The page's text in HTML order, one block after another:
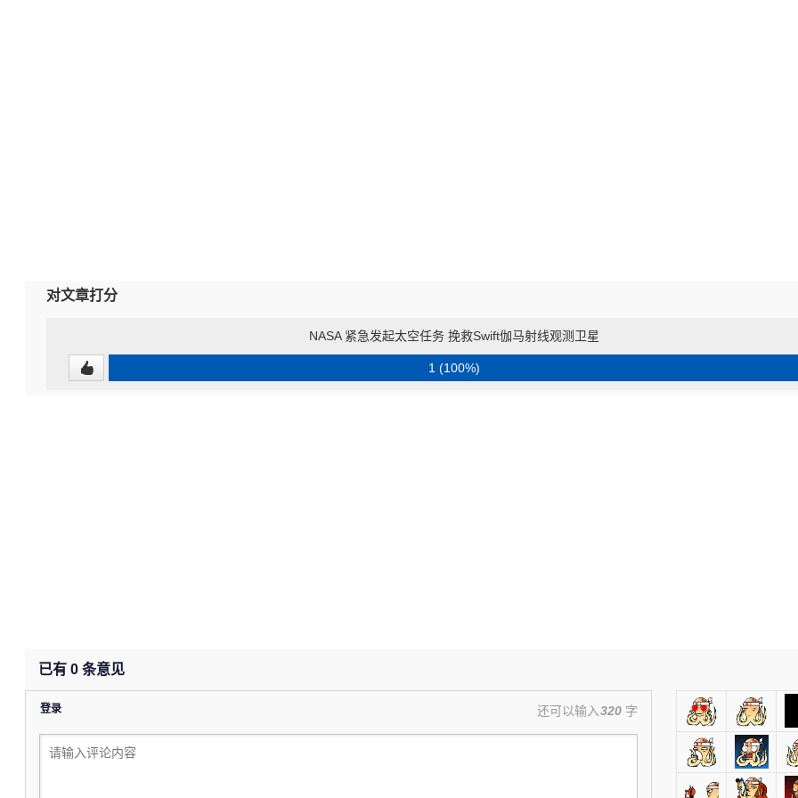
对文章打分
NASA 紧急发起太空任务 挽救Swift伽马射线观测卫星
1 (100%)
已有 0 条意见
登录 还可以输入320 字